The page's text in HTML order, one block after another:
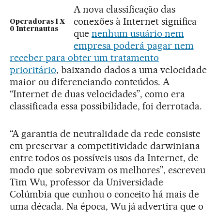
Operadoras 1 X
0 Internautas
A nova classificação das
conexões à Internet significa
que nenhum usuário nem
empresa poderá pagar nem
receber para obter um tratamento
prioritário, baixando dados a uma velocidade
maior ou diferenciando conteúdos. A
“Internet de duas velocidades”, como era
classificada essa possibilidade, foi derrotada.
“A garantia de neutralidade da rede consiste
em preservar a competitividade darwiniana
entre todos os possíveis usos da Internet, de
modo que sobrevivam os melhores”, escreveu
Tim Wu, professor da Universidade
Colúmbia que cunhou o conceito há mais de
uma década. Na época, Wu já advertira que o